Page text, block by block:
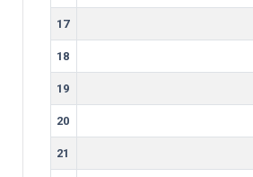
17
18
19
20
21